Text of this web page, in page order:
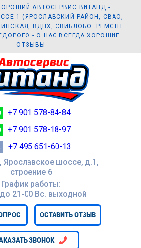
АВТОСЕРВИС ВИТАНД -
1 (ЯРОСЛАВСКИЙ РАЙОН, СВАО,
ВДНХ, СВИБЛОВО. РЕМОНТ
- О НАС ВСЕГДА ХОРОШИЕ
ОТЗЫВЫ
Ярославское шоссе, д.1,
строение 6
График работы:
21-00 Вc. выходной
ОСТАВИТЬ ОТЗЫВ
ЗВОНОК
+7 901 578-84-84
+7 901 578-18-97
+7 495 651-60-13